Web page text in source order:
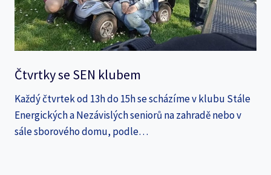
Čtvrtky se SEN klubem
Každý čtvrtek od 13h do 15h se scházíme v klubu Stále
Energických a Nezávislých seniorů na zahradě nebo v
sále sborového domu, podle…